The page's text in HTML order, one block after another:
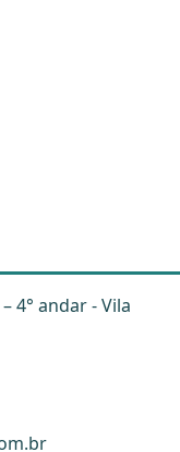
4° andar - Vila